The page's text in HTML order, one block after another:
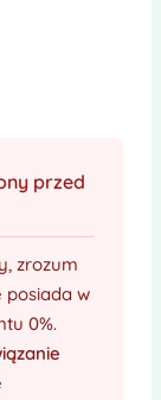
przed
zrozum
posiada w
0%.